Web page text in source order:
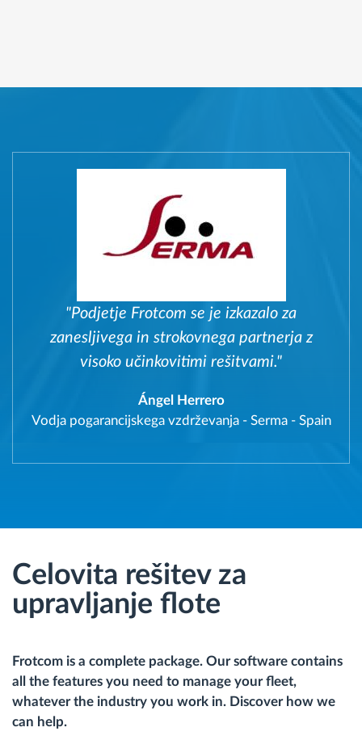
"Podjetje Frotcom se je izkazalo za
zanesljivega in strokovnega partnerja z
visoko učinkovitimi rešitvami."
Ángel Herrero
Vodja pogarancijskega vzdrževanja - Serma - Spain
Celovita rešitev za
upravljanje flote
Frotcom is a complete package. Our software contains
all the features you need to manage your fleet,
whatever the industry you work in. Discover how we
can help.